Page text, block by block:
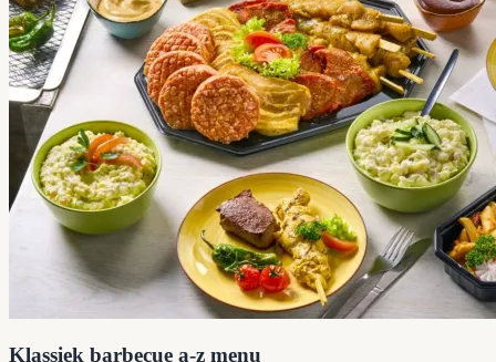
Klassiek barbecue a-z menu